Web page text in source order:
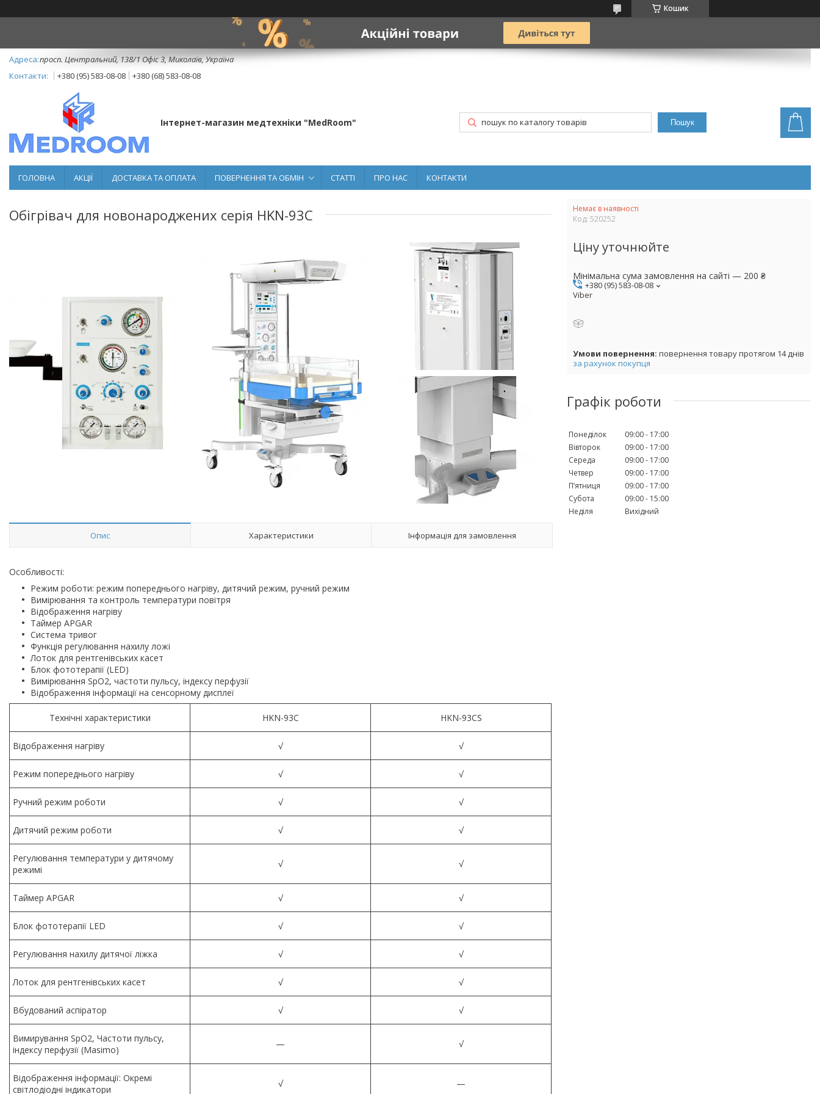
Кошик
просп. Центральний, 138/1 Офіс 3, Миколаїв, Україна
+380 (95) 583-08-08
+380 (68) 583-08-08
Інтернет-магазин медтехніки "MedRoom" Пошук
ГОЛОВНА АКЦІЇ ДОСТАВКА ТА ОПЛАТА ПОВЕРНЕННЯ ТА ОБМІН СТАТТІ ПРО НАС КОНТАКТИ
Обігрівач для новонароджених серія HKN-93C
Опис Характеристики Інформація для замовлення
Особливості:
Режим роботи: режим попереднього нагріву, дитячий режим, ручний режим
Вимірювання та контроль температури повітря
Відображення нагріву
Таймер APGAR
Система тривог
Функція регулювання нахилу ложі
Лоток для рентгенівських касет
Блок фототерапії (LED)
Вимірювання SpO2, частоти пульсу, індексу перфузії
Відображення інформації на сенсорному дисплеї
Технічні характеристики HKN-93C HKN-93CS
Відображення нагріву √ √
Режим попереднього нагріву √ √
Ручний режим роботи √ √
Дитячий режим роботи √ √
Регулювання температури у дитячому
режимі
√ √
Таймер APGAR √ √
Блок фототерапії LED √ √
Регулювання нахилу дитячої ліжка √ √
Лоток для рентгенівських касет √ √
Вбудований аспіратор √ √
Вимирування SpO2, Частоти пульсу,
індексу перфузії (Masimo)
— √
Відображення інформації: Окремі
світлодіодні індикатори
√ —
Немає в наявності
Код: 520252
Ціну уточнюйте
Мінімальна сума замовлення на сайті — 200 ₴
+380 (95) 583-08-08
Viber
повернення товару протягом 14 днів
за рахунок покупця
Графік роботи
Понеділок 09:00
17:00
Вівторок
09:00
17:00
Середа
09:00
17:00
Четвер
09:00
17:00
Пʼятниця
09:00
17:00
Субота
09:00
15:00
Неділя
Вихідний